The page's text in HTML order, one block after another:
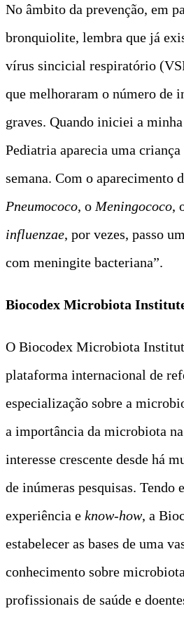
No âmbito da prevenção, em
bronquiolite, lembra que já
vírus sincicial respiratório
que melhoraram o número de
graves. Quando iniciei a
Pediatria aparecia uma
semana. Com o aparecimento
Pneumococo, o Meningococo,
influenzae, por vezes, passo
com meningite bacteriana”.
Biocodex Microbiota
O Biocodex Microbiota
plataforma internacional de
especialização sobre a
a importância da microbiota
interesse crescente desde há
de inúmeras pesquisas. Tendo
experiência e know-how, a
estabelecer as bases de uma
conhecimento sobre
profissionais de saúde e